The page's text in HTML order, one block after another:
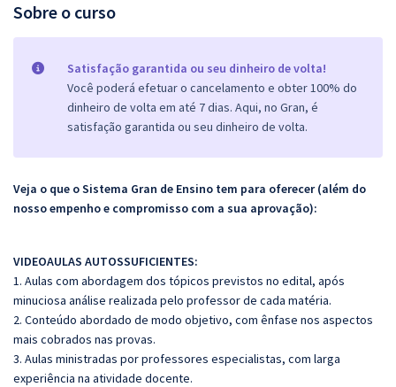
Sobre o curso
Satisfação garantida ou seu dinheiro de volta!
Você poderá efetuar o cancelamento e obter 100% do
dinheiro de volta em até 7 dias. Aqui, no Gran, é
satisfação garantida ou seu dinheiro de volta.
Veja o que o Sistema Gran de Ensino tem para oferecer (além do
nosso empenho e compromisso com a sua aprovação):
VIDEOAULAS AUTOSSUFICIENTES:
1. Aulas com abordagem dos tópicos previstos no edital, após
minuciosa análise realizada pelo professor de cada matéria.
2. Conteúdo abordado de modo objetivo, com ênfase nos aspectos
mais cobrados nas provas.
3. Aulas ministradas por professores especialistas, com larga
experiência na atividade docente.